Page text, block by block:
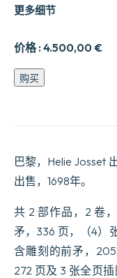
价格 :4.500,00 €
更多细节
Les
Œuvres
Villegas,
Chevalier
Espagnol,
en
deux
volumes...
数
量
购买
巴黎，Helie Josset
出售，1698年。
共 2 部作品，2 卷
矛，336 页，（4）
含雕刻的前矛，205
272 页及 3 张全页